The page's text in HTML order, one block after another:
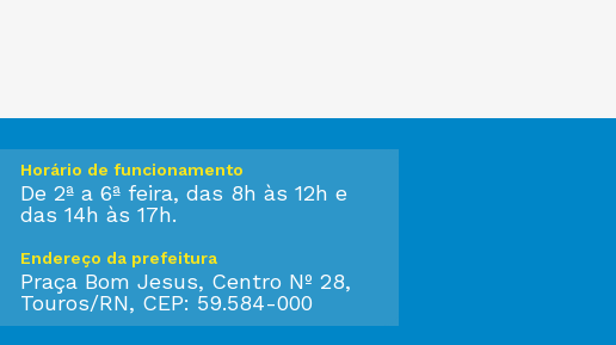
Horário de funcionamento
De 2ª a 6ª feira, das 8h às 12h e
das 14h às 17h.
Endereço da prefeitura
Praça Bom Jesus, Centro Nº 28,
Touros/RN, CEP: 59.584-000